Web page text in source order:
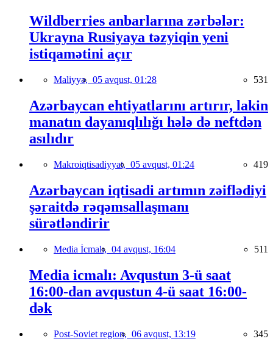
Wildberries anbarlarına zərbələr:
Ukrayna Rusiyaya təzyiqin yeni
istiqamətini açır
Maliyyə, 05 avqust, 01:28 531
Azərbaycan ehtiyatlarını artırır, lakin
manatın dayanıqlılığı hələ də neftdən
asılıdır
Makroiqtisadiyyat, 05 avqust, 01:24 419
Azərbaycan iqtisadi artımın zəiflədiyi
şəraitdə rəqəmsallaşmanı
sürətləndirir
Media İcmalı, 04 avqust, 16:04 511
Media icmalı: Avqustun 3-ü saat
16:00-dan avqustun 4-ü saat 16:00-
dək
Post-Soviet region, 06 avqust, 13:19 345